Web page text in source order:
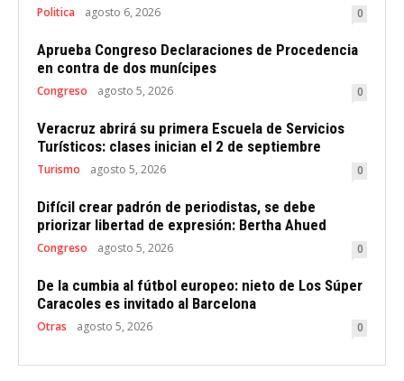
Politica agosto 6, 2026 0
Aprueba Congreso Declaraciones de Procedencia
en contra de dos munícipes
Congreso agosto 5, 2026 0
Veracruz abrirá su primera Escuela de Servicios
Turísticos: clases inician el 2 de septiembre
Turismo agosto 5, 2026 0
Difícil crear padrón de periodistas, se debe
priorizar libertad de expresión: Bertha Ahued
Congreso agosto 5, 2026 0
De la cumbia al fútbol europeo: nieto de Los Súper
Caracoles es invitado al Barcelona
Otras agosto 5, 2026 0